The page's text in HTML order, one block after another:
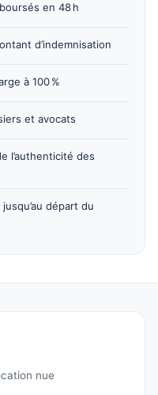
en 48 h
d’indemnisation
à 100 %
et avocats
l’authenticité des
départ du
nue